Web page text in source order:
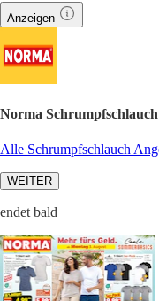
Anzeigen
Norma
Alle Schrumpfschlauch
WEITER
endet bald